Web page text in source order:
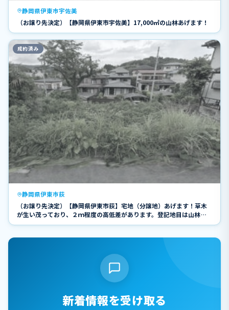
静岡県伊東市宇佐美
（お譲り先決定）【静岡県伊東市宇佐美】17,000㎡の山林あげます！
成約済み
静岡県伊東市荻
（お譲り先決定）【静岡県伊東市荻】宅地（分譲地）あげます！草木
が生い茂っており、２ｍ程度の高低差があります。登記地目は山林で
す。
新着情報を受け取る